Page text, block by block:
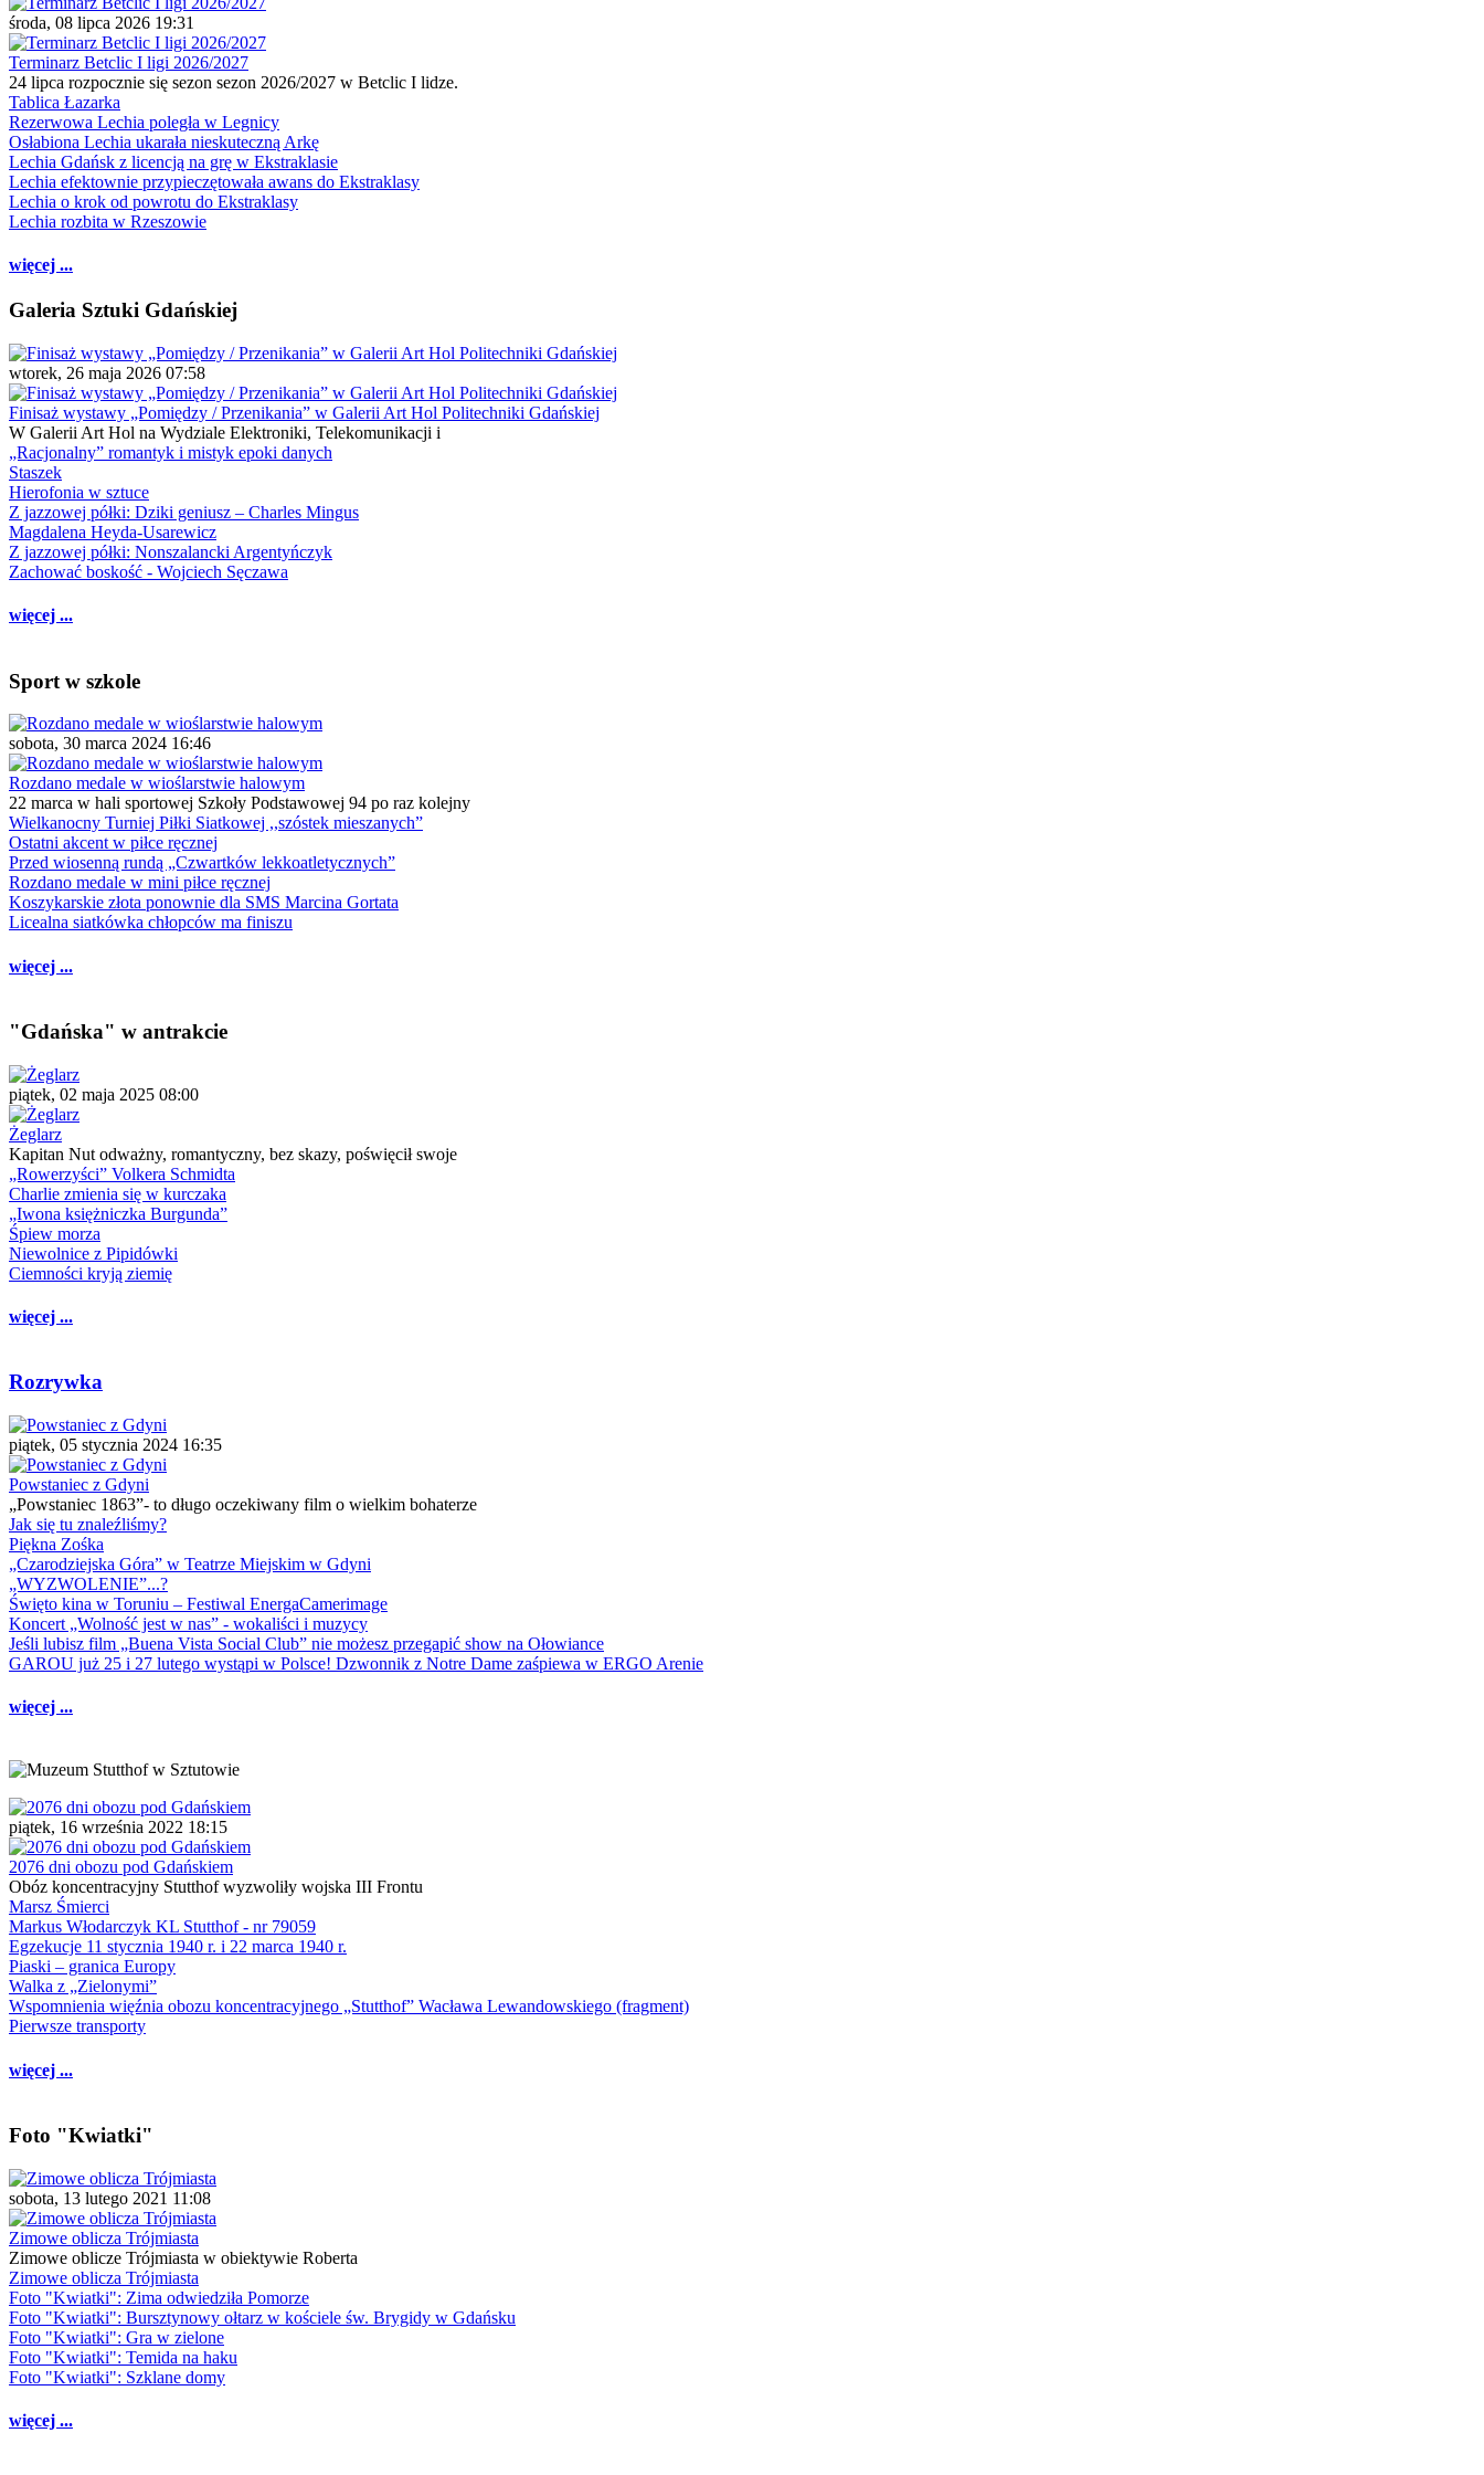
środa, 08 lipca 2026 19:31
Terminarz Betclic I ligi 2026/2027
24 lipca rozpocznie się sezon sezon 2026/2027 w Betclic I lidze.
Tablica Łazarka
Rezerwowa Lechia poległa w Legnicy
Osłabiona Lechia ukarała nieskuteczną Arkę
Lechia Gdańsk z licencją na grę w Ekstraklasie
Lechia efektownie przypieczętowała awans do Ekstraklasy
Lechia o krok od powrotu do Ekstraklasy
Lechia rozbita w Rzeszowie
więcej ...
Galeria Sztuki Gdańskiej
wtorek, 26 maja 2026 07:58
Finisaż wystawy „Pomiędzy / Przenikania” w Galerii Art Hol Politechniki Gdańskiej
W Galerii Art Hol na Wydziale Elektroniki, Telekomunikacji i
„Racjonalny” romantyk i mistyk epoki danych
Staszek
Hierofonia w sztuce
Z jazzowej półki: Dziki geniusz – Charles Mingus
Magdalena Heyda-Usarewicz
Z jazzowej półki: Nonszalancki Argentyńczyk
Zachować boskość - Wojciech Sęczawa
więcej ...
Sport w szkole
sobota, 30 marca 2024 16:46
Rozdano medale w wioślarstwie halowym
22 marca w hali sportowej Szkoły Podstawowej 94 po raz kolejny
Wielkanocny Turniej Piłki Siatkowej ,,szóstek mieszanych”
Ostatni akcent w piłce ręcznej
Przed wiosenną rundą „Czwartków lekkoatletycznych”
Rozdano medale w mini piłce ręcznej
Koszykarskie złota ponownie dla SMS Marcina Gortata
Licealna siatkówka chłopców ma finiszu
więcej ...
"Gdańska" w antrakcie
piątek, 02 maja 2025 08:00
Żeglarz
Kapitan Nut odważny, romantyczny, bez skazy, poświęcił swoje
„Rowerzyści” Volkera Schmidta
Charlie zmienia się w kurczaka
„Iwona księżniczka Burgunda”
Śpiew morza
Niewolnice z Pipidówki
Ciemności kryją ziemię
więcej ...
Rozrywka
piątek, 05 stycznia 2024 16:35
Powstaniec z Gdyni
„Powstaniec 1863”- to długo oczekiwany film o wielkim bohaterze
Jak się tu znaleźliśmy?
Piękna Zośka
„Czarodziejska Góra” w Teatrze Miejskim w Gdyni
„WYZWOLENIE”...?
Święto kina w Toruniu – Festiwal EnergaCamerimage
Koncert „Wolność jest w nas” - wokaliści i muzycy
Jeśli lubisz film „Buena Vista Social Club” nie możesz przegapić show na Ołowiance
GAROU już 25 i 27 lutego wystąpi w Polsce! Dzwonnik z Notre Dame zaśpiewa w ERGO Arenie
więcej ...
piątek, 16 września 2022 18:15
2076 dni obozu pod Gdańskiem
Obóz koncentracyjny Stutthof wyzwoliły wojska III Frontu
Marsz Śmierci
Markus Włodarczyk KL Stutthof - nr 79059
Egzekucje 11 stycznia 1940 r. i 22 marca 1940 r.
Piaski – granica Europy
Walka z „Zielonymi”
Wspomnienia więźnia obozu koncentracyjnego „Stutthof” Wacława Lewandowskiego (fragment)
Pierwsze transporty
więcej ...
Foto "Kwiatki"
sobota, 13 lutego 2021 11:08
Zimowe oblicza Trójmiasta
Zimowe oblicze Trójmiasta w obiektywie Roberta
Zimowe oblicza Trójmiasta
Foto "Kwiatki": Zima odwiedziła Pomorze
Foto "Kwiatki": Bursztynowy ołtarz w kościele św. Brygidy w Gdańsku
Foto "Kwiatki": Gra w zielone
Foto "Kwiatki": Temida na haku
Foto "Kwiatki": Szklane domy
więcej ...